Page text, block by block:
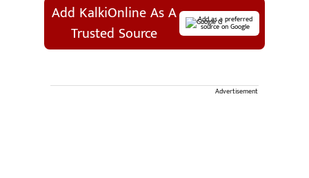
Add KalkiOnline As A
Trusted Source
Add as a preferred
source on Google
Advertisement